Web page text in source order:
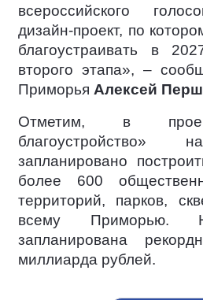
всероссийского
дизайн-проект, по
благоустраивать в
второго этапа», –
Приморья Алексей
Отметим, в
запланировано
более 600
территорий, парков,
всему
запланирована
миллиарда рублей.